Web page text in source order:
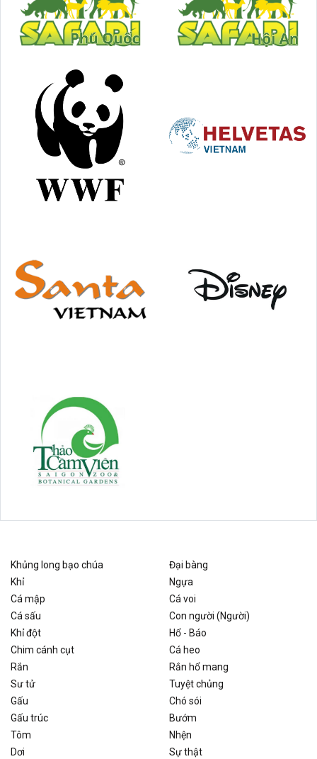
Khủng long bạo chúa
Đại bàng
Khỉ
Ngựa
Cá mập
Cá voi
Cá sấu
Con người (Người)
Khỉ đột
Hổ - Báo
Chim cánh cụt
Cá heo
Rắn
Rắn hổ mang
Sư tử
Tuyệt chủng
Gấu
Chó sói
Gấu trúc
Bướm
Tôm
Nhện
Dơi
Sự thật